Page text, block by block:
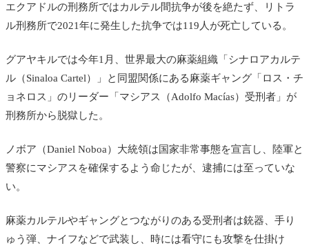
エクアドルの刑務所ではカルテル間抗争が後を絶たず、リトラ
ル刑務所で2021年に発生した抗争では119人が死亡している。
グアヤキルでは今年1月、世界最大の麻薬組織「シナロアカルテ
ル（Sinaloa Cartel）」と同盟関係にある麻薬ギャング「ロス・チ
ョネロス」のリーダー「マシアス（Adolfo Macías）受刑者」が
刑務所から脱獄した。
ノボア（Daniel Noboa）大統領は国家非常事態を宣言し、陸軍と
警察にマシアスを確保するよう命じたが、逮捕には至っていな
い。
麻薬カルテルやギャングとつながりのある受刑者は銃器、手り
ゅう弾、ナイフなどで武装し、時には看守にも攻撃を仕掛け